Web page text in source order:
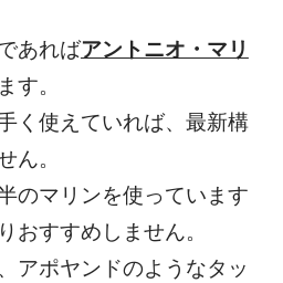
あればアントニオ・マリ
す。
く使えていれば、最新構
ん。
のマリンを使っています
おすすめしません。
アポヤンドのようなタッ